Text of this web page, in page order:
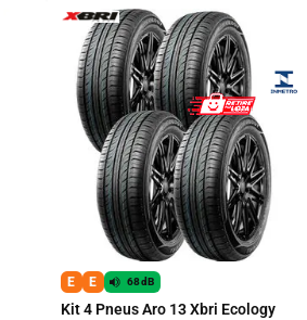
E E 68dB
Kit 4 Pneus Aro 13 Xbri Ecology